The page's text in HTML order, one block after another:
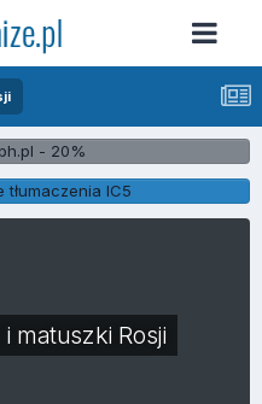
- 20%
IC5
matuszki Rosji